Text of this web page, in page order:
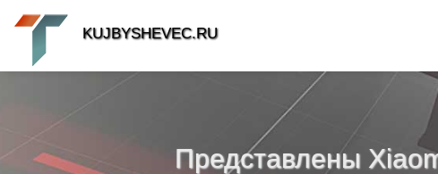
Представлены
KUJBYSHEVEC.RU